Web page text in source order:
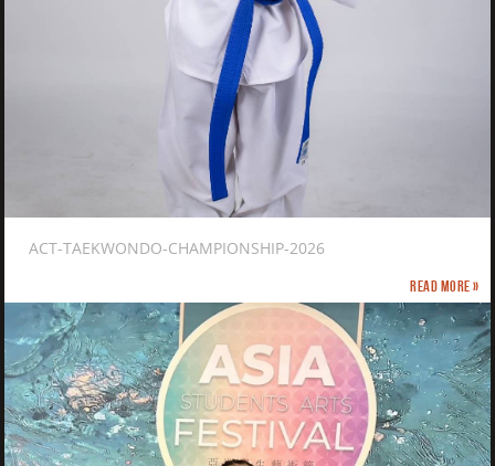
ACT-TAEKWONDO-CHAMPIONSHIP-2026
Read more »